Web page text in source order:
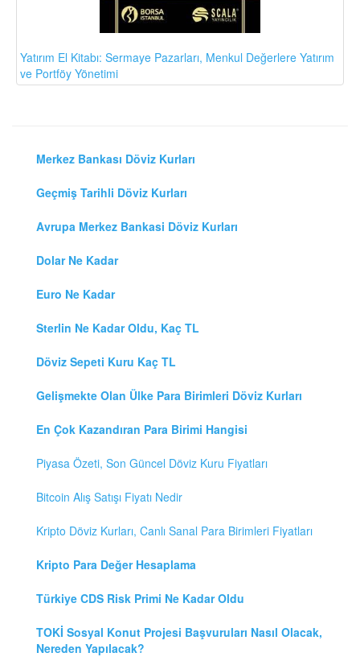
Yatırım El Kitabı: Sermaye Pazarları, Menkul Değerlere Yatırım
ve Portföy Yönetimi
Merkez Bankası Döviz Kurları
Geçmiş Tarihli Döviz Kurları
Avrupa Merkez Bankasi Döviz Kurları
Dolar Ne Kadar
Euro Ne Kadar
Sterlin Ne Kadar Oldu, Kaç TL
Döviz Sepeti Kuru Kaç TL
Gelişmekte Olan Ülke Para Birimleri Döviz Kurları
En Çok Kazandıran Para Birimi Hangisi
Piyasa Özeti, Son Güncel Döviz Kuru Fiyatları
Bitcoin Alış Satışı Fiyatı Nedir
Kripto Döviz Kurları, Canlı Sanal Para Birimleri Fiyatları
Kripto Para Değer Hesaplama
Türkiye CDS Risk Primi Ne Kadar Oldu
TOKİ Sosyal Konut Projesi Başvuruları Nasıl Olacak,
Nereden Yapılacak?